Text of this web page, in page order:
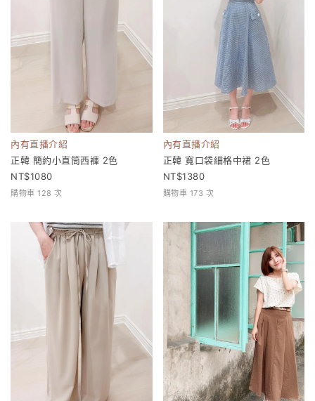
內有直播介紹
正韓 簡約小直筒西褲 2色
1080
購物車 128 次
內有直播介紹
正韓 寬口袋細格中裙 2色
1380
購物車 173 次